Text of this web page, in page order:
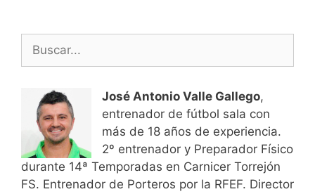
Buscar:
José Antonio Valle Gallego,
entrenador de fútbol sala con
más de 18 años de experiencia.
2º entrenador y Preparador Físico
durante 14ª Temporadas en Carnicer Torrejón
FS. Entrenador de Porteros por la RFEF. Director